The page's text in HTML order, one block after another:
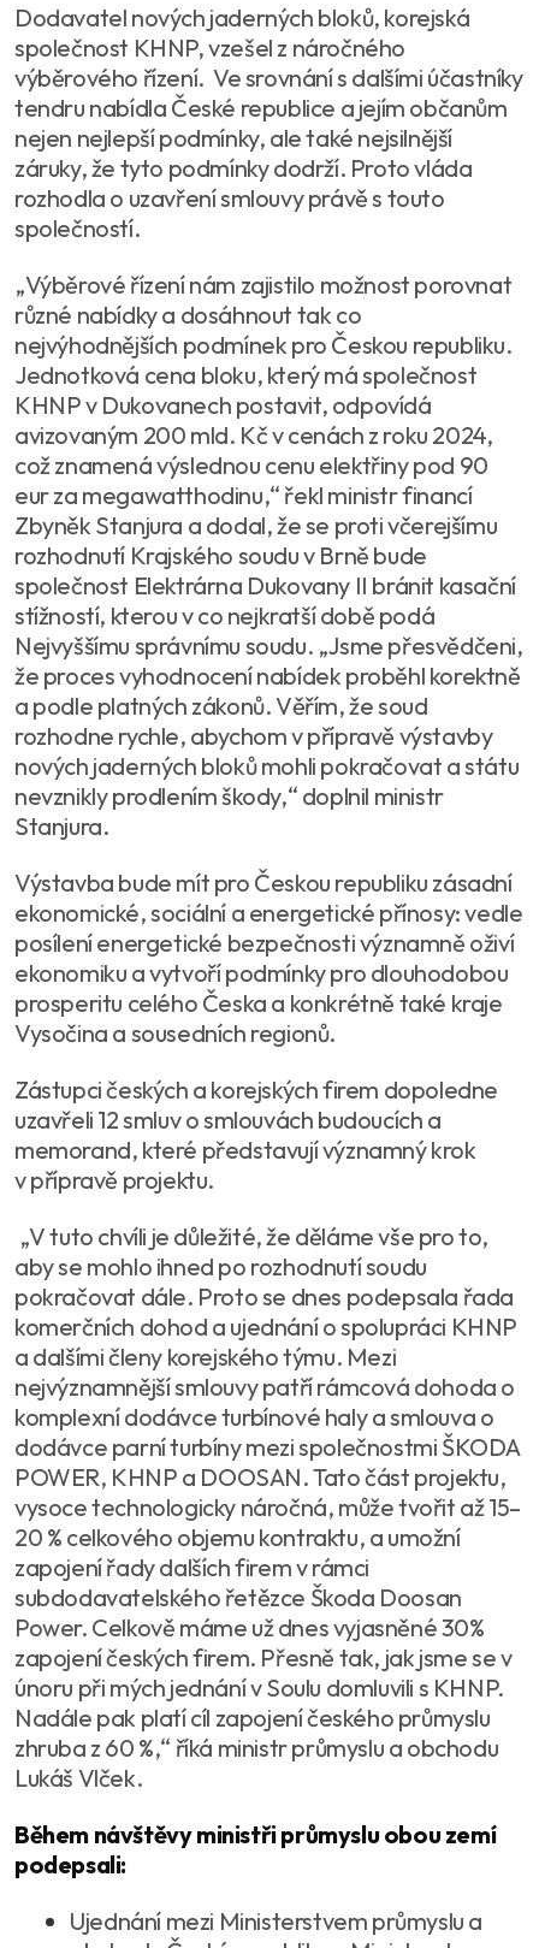
Dodavatel nových jaderných bloků, korejská
společnost KHNP, vzešel z náročného
výběrového řízení. Ve srovnání s dalšími účastníky
tendru nabídla České republice a jejím občanům
nejen nejlepší podmínky, ale také nejsilnější
záruky, že tyto podmínky dodrží. Proto vláda
rozhodla o uzavření smlouvy právě s touto
společností.
„Výběrové řízení nám zajistilo možnost porovnat
různé nabídky a dosáhnout tak co
nejvýhodnějších podmínek pro Českou republiku.
Jednotková cena bloku, který má společnost
KHNP v Dukovanech postavit, odpovídá
avizovaným 200 mld. Kč v cenách z roku 2024,
což znamená výslednou cenu elektřiny pod 90
eur za megawatthodinu,“ řekl ministr financí
Zbyněk Stanjura a dodal, že se proti včerejšímu
rozhodnutí Krajského soudu v Brně bude
společnost Elektrárna Dukovany II bránit kasační
stížností, kterou v co nejkratší době podá
Nejvyššímu správnímu soudu. „Jsme přesvědčeni,
že proces vyhodnocení nabídek proběhl korektně
a podle platných zákonů. Věřím, že soud
rozhodne rychle, abychom v přípravě výstavby
nových jaderných bloků mohli pokračovat a státu
nevznikly prodlením škody,“ doplnil ministr
Stanjura.
Výstavba bude mít pro Českou republiku zásadní
ekonomické, sociální a energetické přínosy: vedle
posílení energetické bezpečnosti významně oživí
ekonomiku a vytvoří podmínky pro dlouhodobou
prosperitu celého Česka a konkrétně také kraje
Vysočina a sousedních regionů.
Zástupci českých a korejských firem dopoledne
uzavřeli 12 smluv o smlouvách budoucích a
memorand, které představují významný krok
v přípravě projektu.
„V tuto chvíli je důležité, že děláme vše pro to,
aby se mohlo ihned po rozhodnutí soudu
pokračovat dále. Proto se dnes podepsala řada
komerčních dohod a ujednání o spolupráci KHNP
a dalšími členy korejského týmu. Mezi
nejvýznamnější smlouvy patří rámcová dohoda o
komplexní dodávce turbínové haly a smlouva o
dodávce parní turbíny mezi společnostmi ŠKODA
POWER, KHNP a DOOSAN. Tato část projektu,
vysoce technologicky náročná, může tvořit až 15–
20 % celkového objemu kontraktu, a umožní
zapojení řady dalších firem v rámci
subdodavatelského řetězce Škoda Doosan
Power. Celkově máme už dnes vyjasněné 30%
zapojení českých firem. Přesně tak, jak jsme se v
únoru při mých jednání v Soulu domluvili s KHNP.
Nadále pak platí cíl zapojení českého průmyslu
zhruba z 60 %,“ říká ministr průmyslu a obchodu
Lukáš Vlček.
Během návštěvy ministři průmyslu obou zemí
podepsali:
Ujednání mezi Ministerstvem průmyslu a